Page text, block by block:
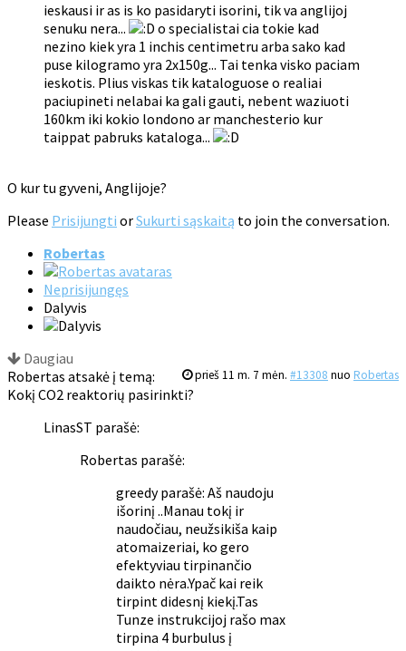
ieskausi ir as is ko pasidaryti isorini, tik va anglijoj
senuku nera...
o specialistai cia tokie kad
nezino kiek yra 1 inchis centimetru arba sako kad
puse kilogramo yra 2x150g... Tai tenka visko paciam
ieskotis. Plius viskas tik kataloguose o realiai
paciupineti nelabai ka gali gauti, nebent waziuoti
160km iki kokio londono ar manchesterio kur
taippat pabruks kataloga...
O kur tu gyveni, Anglijoje?
Please Prisijungti orSukurti sąskaitą to join the conversation.
Robertas
Neprisijungęs
Dalyvis
Daugiau
prieš 11 m. 7 mėn. #13308 nuo Robertas
Robertas atsakė į temą:
Kokį CO2 reaktorių pasirinkti?
LinasST parašė:
Robertas parašė:
greedy parašė: Aš naudoju
išorinį ..Manau tokį ir
naudočiau, neužsikiša kaip
atomaizeriai, ko gero
efektyviau tirpinančio
daikto nėra.Ypač kai reik
tirpint didesnį kiekį.Tas
Tunze instrukcijoj rašo max
tirpina 4 burbulus į